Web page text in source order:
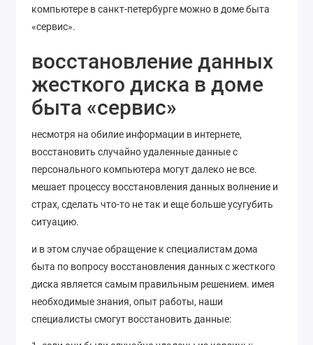
компьютере в санкт-петербурге можно в доме быта
«сервис».
восстановление данных
жесткого диска в доме
быта «сервис»
несмотря на обилие информации в интернете,
восстановить случайно удаленные данные с
персонального компьютера могут далеко не все.
мешает процессу восстановления данных волнение и
страх, сделать что-то не так и еще больше усугубить
ситуацию.
и в этом случае обращение к специалистам дома
быта по вопросу восстановления данных с жесткого
диска является самым правильным решением. имея
необходимые знания, опыт работы, наши
специалисты смогут восстановить данные: